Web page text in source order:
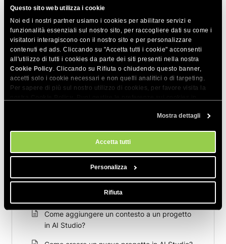
Questo sito web utilizza i cookie
Noi ed i nostri partner usiamo i cookies per abilitare servizi e
funzionalità essenziali sul nostro sito, per raccogliere dati su come i
visitatori interagiscono con il nostro sito e per personalizzare
contenuti ed ads. Cliccando su "Accetta tutti i cookie" acconsenti
all'utilizzo di tutti i cookies da parte dei siti presenti nella nostra
Cookie Policy. Cliccando su Rifiuta o chiudendo questo banner,
accetti solo i cookie necessari e non quelli analitici o di targeting.
Per sapere di più sul nostro utilizzo di cookies, per favore visita la
Mostra dettagli
Accetta tutti
Personalizza
Rifiuta
Articoli correlati
Come controllare l'uso dei token per una
Come spostare una chat in un progetto?
Come funzionano i file all'interno dei progetti
Come modificare o eliminare un progetto in AI
Come aggiungere un contesto a un progetto
in AI Studio?